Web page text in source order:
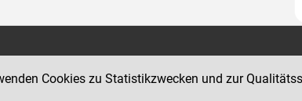
Cookies zu Statistikzwecken und zur